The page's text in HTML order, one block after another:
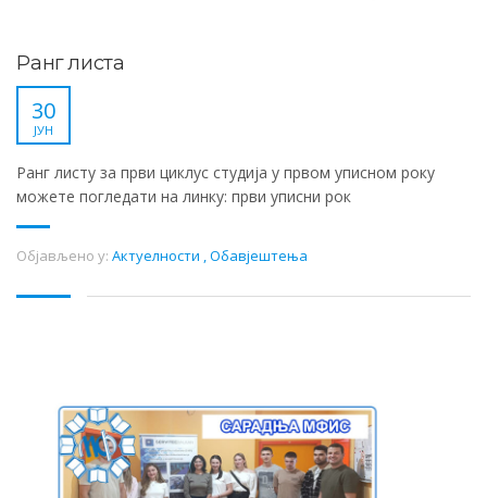
Ранг листа
30
ЈУН
Ранг листу за први циклус студија у првом уписном року
можете погледати на линку: први уписни рок
Објављено у: Актуелности ,Обавјештења